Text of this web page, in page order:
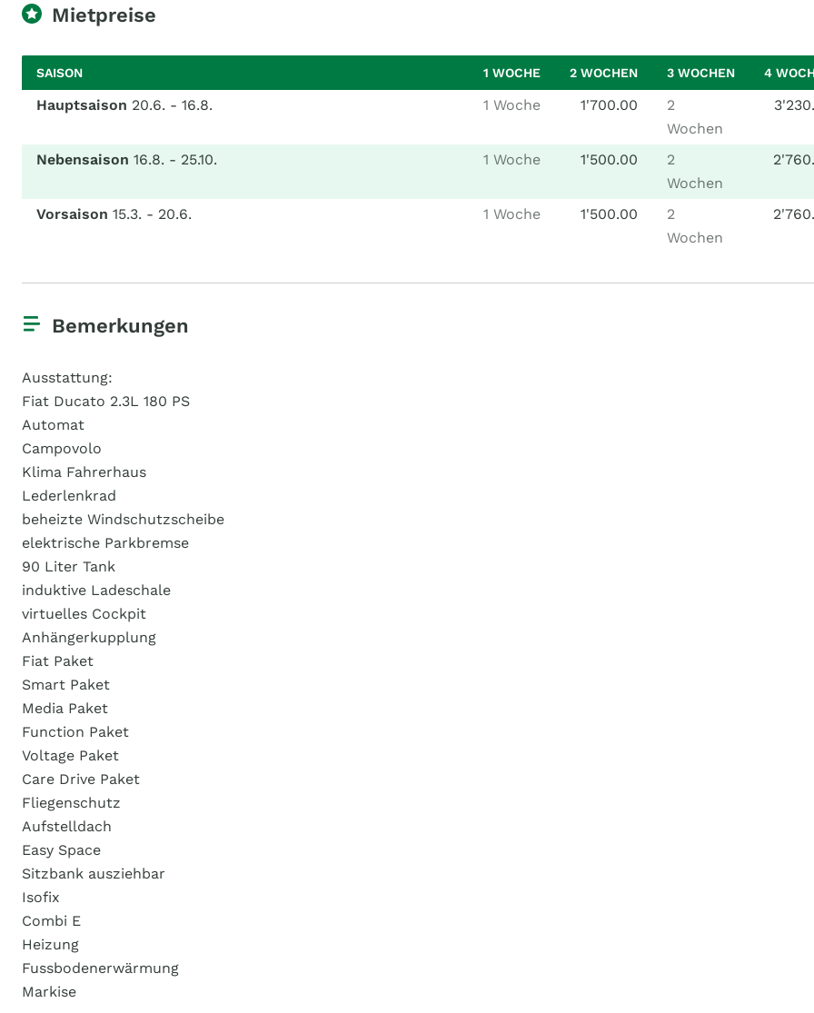
Mietpreise
SAISON 1 WOCHE 2 WOCHEN 3 WOCHEN 4
Hauptsaison 20.6. - 16.8. 1 Woche 1'700.00
2
Wochen
Nebensaison 16.8. - 25.10. 1 Woche 1'500.00
2
Wochen
Vorsaison 15.3. - 20.6. 1 Woche 1'500.00
2
Wochen
Bemerkungen
Ausstattung:
Fiat Ducato 2.3L 180 PS
Automat
Campovolo
Klima Fahrerhaus
Lederlenkrad
beheizte Windschutzscheibe
elektrische Parkbremse
90 Liter Tank
induktive Ladeschale
virtuelles Cockpit
Anhängerkupplung
Fiat Paket
Smart Paket
Media Paket
Function Paket
Voltage Paket
Care Drive Paket
Fliegenschutz
Aufstelldach
Easy Space
Sitzbank ausziehbar
Isofix
Combi E
Heizung
Fussbodenerwärmung
Markise